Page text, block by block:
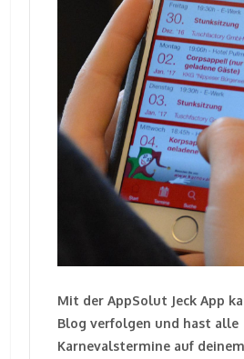
Mit der AppSolut Jeck App
Blog verfolgen und hast alle
Karnevalstermine auf